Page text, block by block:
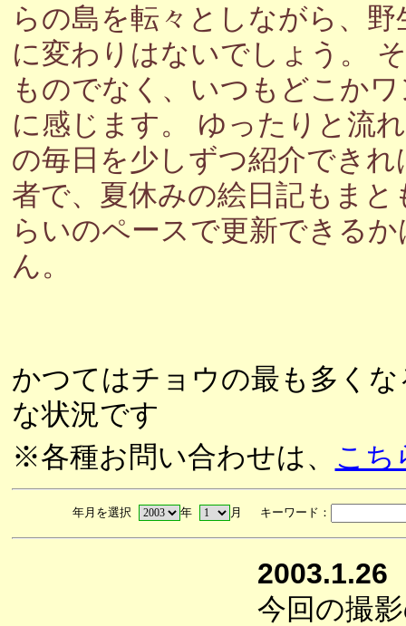
らの島を転々としながら、
に変わりはないでしょう。
ものでなく、いつもどこか
に感じます。 ゆったりと流
の毎日を少しずつ紹介でき
者で、夏休みの絵日記もま
らいのペースで更新できる
ん。
かつてはチョウの最も多く
な状況です
※各種お問い合わせは、 こち
年月を選択 年 月 キーワード：
2003.1.26
今回の撮